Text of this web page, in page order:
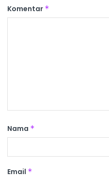
Komentar *
Nama *
Email *